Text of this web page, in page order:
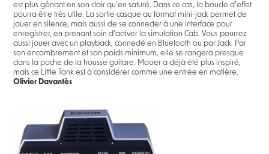
est plus gênant en son clair qu’en saturé. Dans ce cas, la boucle d’effet
pourra être très utile. La sortie casque au format mini-jack permet de
jouer en silence, mais aussi de se connecter à une interface pour
enregistrer, en prenant soin d’activer la simulation Cab. Vous pourrez
aussi jouer avec un playback, connecté en Bluetooth ou par Jack. Par
son encombrement et son poids minimum, elle se rangera presque
dans la poche de la housse guitare. Mooer a déjà été plus inspiré,
mais ce Little Tank est à considérer comme une entrée en matière.
Olivier Davantès